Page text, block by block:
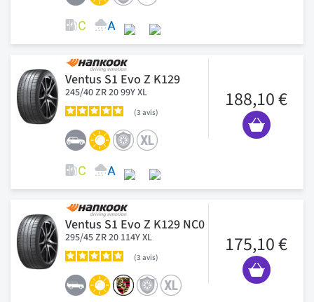
Ventus S1 Evo Z K129
245/40 ZR 20 99Y XL
3 avis
188,10 €
Ventus S1 Evo Z K129 NC0
295/45 ZR 20 114Y XL
3 avis
175,10 €